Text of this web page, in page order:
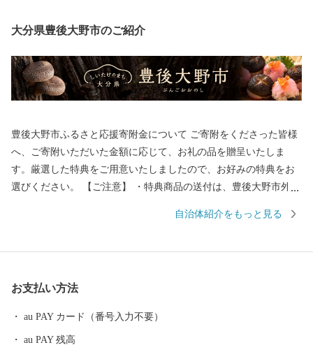
大分県豊後大野市のご紹介
豊後大野市ふるさと応援寄附金について ご寄附をくださった皆様
へ、ご寄附いただいた金額に応じて、お礼の品を贈呈いたしま
す。厳選した特典をご用意いたしましたので、お好みの特典をお
選びください。 【ご注意】 ・特典商品の送付は、豊後大野市外に
年度内の回数制限は現在設けておりません。 ・パッケージが異な
自治体紹介をもっと見る
お支払い方法
au PAY カード（番号入力不要）
au PAY 残高